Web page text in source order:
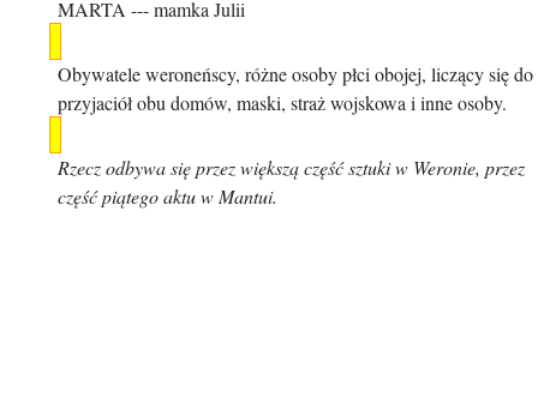
MARTA --- mamka Julii
Obywatele weroneńscy, różne osoby płci obojej, liczący się do
przyjaciół obu domów, maski, straż wojskowa i inne osoby.
Rzecz odbywa się przez większą część sztuki w Weronie, przez
część piątego aktu w Mantui.